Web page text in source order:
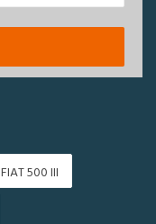
FIAT 500 III